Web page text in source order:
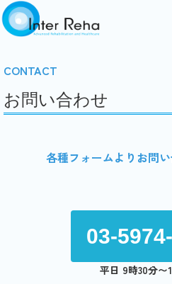
CONTACT
お問い合わせ
各種フォームよりお問い
03-
平日 9時30分〜